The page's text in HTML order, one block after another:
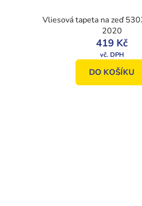
Vliesová tapeta na zeď
2020
419 Kč
DO KOŠÍKU